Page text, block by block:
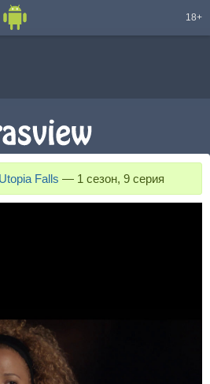
18+
Falls — 1 сезон, 9 серия